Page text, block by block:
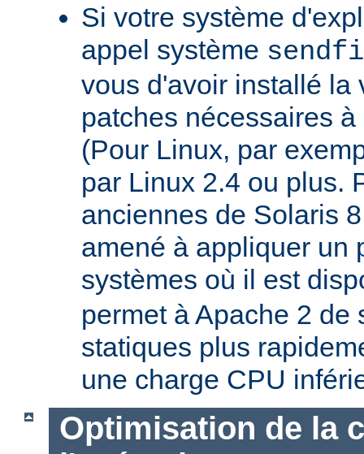
Si votre système
appel système
vous d'avoir installé la
patches nécessaires
(Pour Linux, par
par Linux 2.4 ou plus.
anciennes de Solaris
amené à appliquer un
systèmes où il est
permet à Apache 2 de
statiques plus
une charge CPU
Optimisation de la